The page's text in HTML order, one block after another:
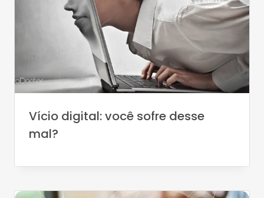
Vício digital: você sofre desse
mal?